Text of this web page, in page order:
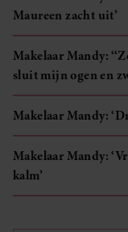
partners kunnen
informatie die u
verzameld op
gaat akkoord met
gebruiken.
Maureen zacht uit’
Makelaar Mandy:
sluit mijn ogen en
Makelaar Mandy:
Makelaar Mandy:
kalm’